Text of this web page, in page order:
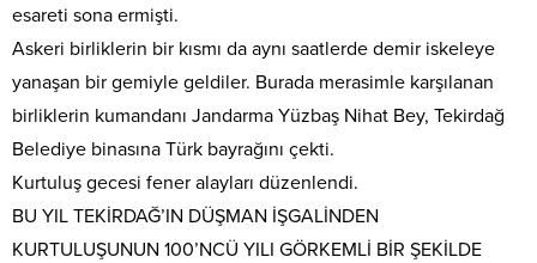
esareti sona ermişti.
Askeri birliklerin bir kısmı da aynı saatlerde demir iskeleye
yanaşan bir gemiyle geldiler. Burada merasimle karşılanan
birliklerin kumandanı Jandarma Yüzbaş Nihat Bey, Tekirdağ
Belediye binasına Türk bayrağını çekti.
Kurtuluş gecesi fener alayları düzenlendi.
BU YIL TEKİRDAĞ’IN DÜŞMAN İŞGALİNDEN
KURTULUŞUNUN 100’NCÜ YILI GÖRKEMLİ BİR ŞEKİLDE